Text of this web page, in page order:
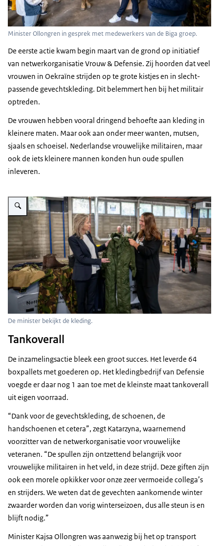
Minister Ollongren in gesprek met medewerkers van de Biga groep.
De eerste actie kwam begin maart van de grond op initiatief
van netwerkorganisatie Vrouw & Defensie. Zij hoorden dat veel
vrouwen in Oekraïne strijden op te grote kistjes en in slecht-
passende gevechtskleding. Dit belemmert hen bij het militair
optreden.
De vrouwen hebben vooral dringend behoefte aan kleding in
kleinere maten. Maar ook aan onder meer wanten, mutsen,
sjaals en schoeisel. Nederlandse vrouwelijke militairen, maar
ook de iets kleinere mannen konden hun oude spullen
inleveren.
Vergroot afbeelding De minister bekijkt de kleding.
De minister bekijkt de kleding.
Tankoverall
De inzamelingsactie bleek een groot succes. Het leverde 64
boxpallets met goederen op. Het kledingbedrijf van Defensie
voegde er daar nog 1 aan toe met de kleinste maattankoverall
uit eigen voorraad.
“Dank voor de gevechtskleding, de schoenen, de
handschoenen et cetera”, zegt Katarzyna, waarnemend
voorzitter van de netwerkorganisatie voor vrouwelijke
veteranen. “De spullen zijn ontzettend belangrijk voor
vrouwelijke militairen in het veld, in deze strijd. Deze giften zijn
ook een morele opkikker voor onze zeer vermoeide collega’s
en strijders. We weten dat de gevechten aankomende winter
zwaarder worden dan vorig winterseizoen, dus alle steun is en
blijft nodig.”
Minister Kajsa Ollongren was aanwezig bij het op transport